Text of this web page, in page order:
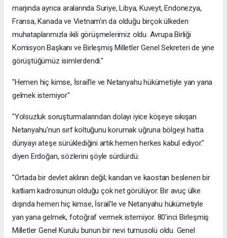
marjında ayrıca aralarında Suriye, Libya, Kuveyt, Endonezya,
Fransa, Kanada ve Vietnam'ın da olduğu birçok ülkeden
muhataplarımızla ikili görüşmelerimiz oldu. Avrupa Birliği
Komisyon Başkanı ve Birleşmiş Milletler Genel Sekreteri de yine
görüştüğümüz isimlerdendi."
"Hemen hiç kimse, İsrail'le ve Netanyahu hükümetiyle yan yana
gelmek istemiyor"
"Yolsuzluk soruşturmalarından dolayı iyice köşeye sıkışan
Netanyahu'nun sırf koltuğunu korumak uğruna bölgeyi hatta
dünyayı ateşe sürüklediğini artık hemen herkes kabul ediyor."
diyen Erdoğan, sözlerini şöyle sürdürdü:
"Ortada bir devlet aklının değil; kandan ve kaostan beslenen bir
katliam kadrosunun olduğu çok net görülüyor. Bir avuç ülke
dışında hemen hiç kimse, İsrail'le ve Netanyahu hükümetiyle
yan yana gelmek, fotoğraf vermek istemiyor. 80'inci Birleşmiş
Milletler Genel Kurulu bunun bir nevi turnusolü oldu. Genel